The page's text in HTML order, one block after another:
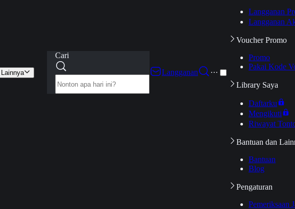
Lainnya
Cari
Langganan
···
Langganan
Langganan
Voucher Promo
Promo
Pakai Kode
Library Saya
Daftarku
Mengikuti
Riwayat
Bantuan dan
Bantuan
Blog
Pengaturan
Pemeriksaan